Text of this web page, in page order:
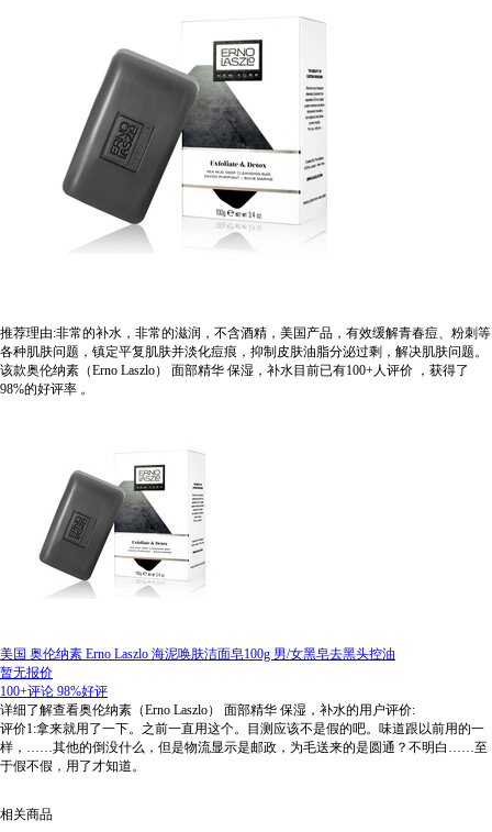
推荐理由:非常的补水，非常的滋润，不含酒精，美国产品，有效缓解青春痘、粉刺等
各种肌肤问题，镇定平复肌肤并淡化痘痕，抑制皮肤油脂分泌过剩，解决肌肤问题。
该款奥伦纳素（Erno Laszlo） 面部精华 保湿，补水目前已有100+人评价 ，获得了
98%的好评率 。
美国 奥伦纳素 Erno Laszlo 海泥唤肤洁面皂100g 男/女黑皂去黑头控油
暂无报价
100+评论 98%好评
详细了解查看奥伦纳素（Erno Laszlo） 面部精华 保湿，补水的用户评价:
评价1:拿来就用了一下。之前一直用这个。目测应该不是假的吧。味道跟以前用的一
样，……其他的倒没什么，但是物流显示是邮政，为毛送来的是圆通？不明白……至
于假不假，用了才知道。
相关商品